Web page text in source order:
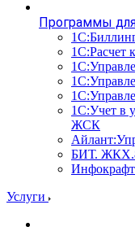
Программы
1С:Расчет
1С:Учет в
ЖСК
БИТ.
Услуги